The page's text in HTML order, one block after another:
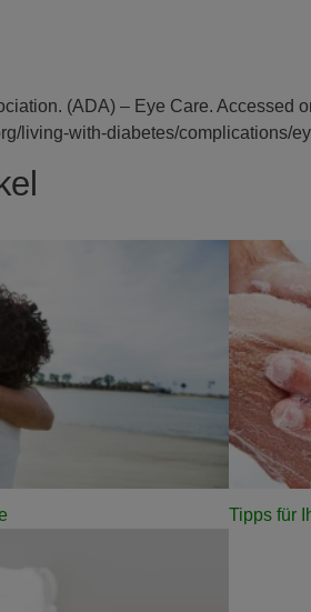
(ADA) – Eye Care. Accessed
living-with-diabetes/complications/
Tipps für